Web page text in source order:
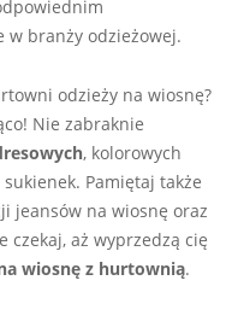
w branży odzieżowej.
odzieży na wiosnę?
Nie zabraknie
, kolorowych
Pamiętaj także
jeansów na wiosnę oraz
aż wyprzedzą cię
wiosnę z hurtownią.